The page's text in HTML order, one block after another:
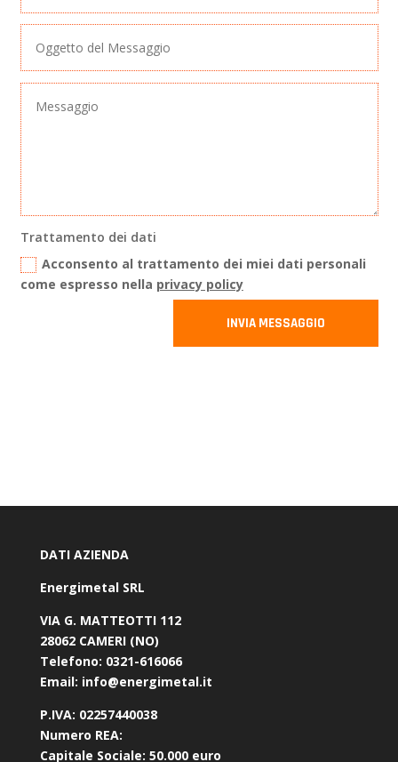
Trattamento dei dati
Acconsento al trattamento dei miei dati personali
come espresso nella privacy policy
INVIA MESSAGGIO
DATI AZIENDA
Energimetal SRL
VIA G. MATTEOTTI 112
28062 CAMERI (NO)
Telefono: 0321-616066
Email: info@energimetal.it
P.IVA: 02257440038
Numero REA:
Capitale Sociale: 50.000 euro